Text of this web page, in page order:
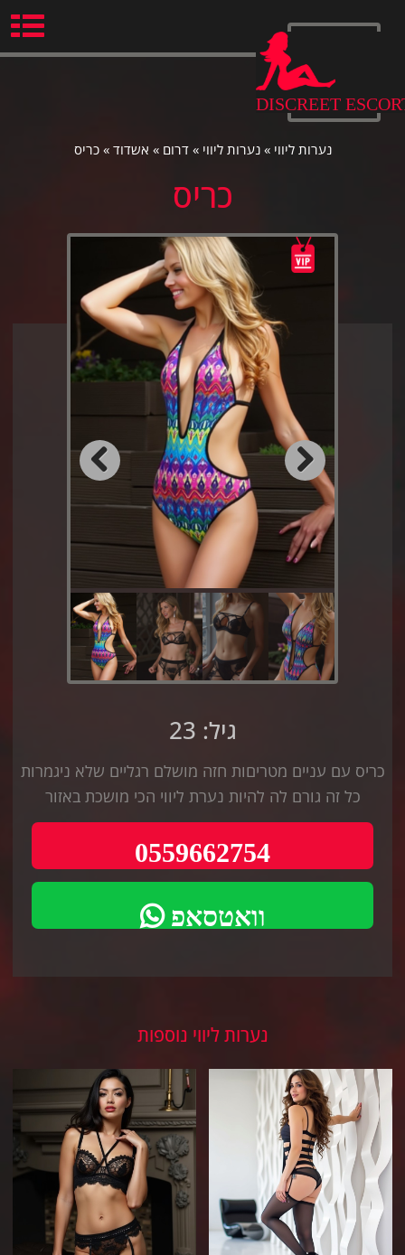
DISCREET
נערות ליווי »נערות ליווי »דרום » אשדוד »כריס
כריס
Next
גיל: 23
כריס עם עניים מטריםות חזה מושלם רגליים שלא ניגמרות
כל זה גורם לה להיות נערת ליווי הכי מושכת באזור
0559662754
וואטסאפ
נערות ליווי נוספות